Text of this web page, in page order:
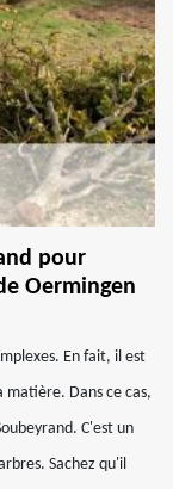
pour
Oermingen
En fait, il est
Dans ce cas,
C'est un
Sachez qu'il